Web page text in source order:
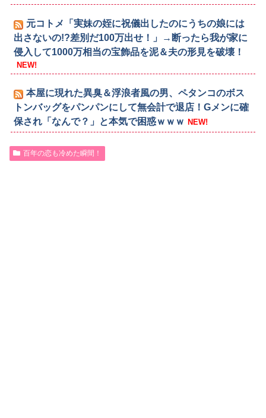
元コトメ「実妹の姪に祝儀出したのにうちの娘には
出さないの!?差別だ100万出せ！」→断ったら我が家に
侵入して1000万相当の宝飾品を泥＆夫の形見を破壊！
NEW!
本屋に現れた異臭＆浮浪者風の男、ペタンコのボス
トンバッグをパンパンにして無会計で退店！Gメンに確
保され「なんで？」と本気で困惑ｗｗｗ NEW!
百年の恋も冷めた瞬間！